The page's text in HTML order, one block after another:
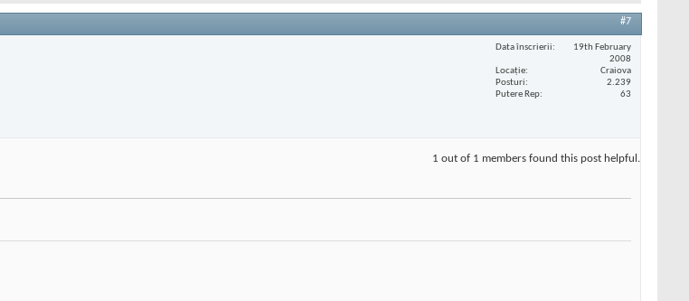
#7
Data înscrierii
19th February
2008
Locaţie
Craiova
Posturi
2.239
Putere Rep
63
1 out of 1 members found this post helpful.